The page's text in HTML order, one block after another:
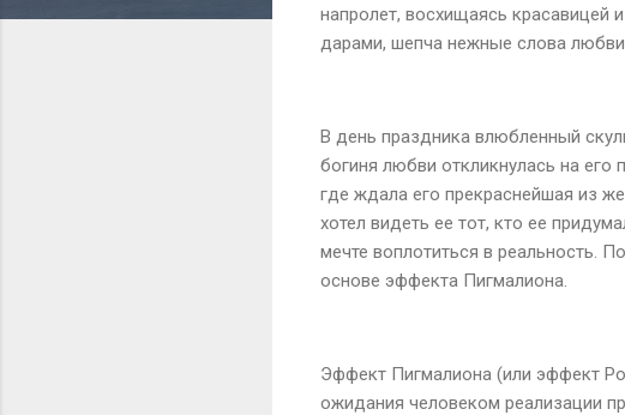
напролет, восхищаясь красавицей
дарами, шепча нежные слова любви…
В день праздника влюбленный
богиня любви откликнулась на
где ждала его прекраснейшая из
хотел видеть ее тот, кто ее
мечте воплотиться в реальность.
основе эффекта Пигмалиона.
Эффект Пигмалиона (или эффект
ожидания человеком реализации